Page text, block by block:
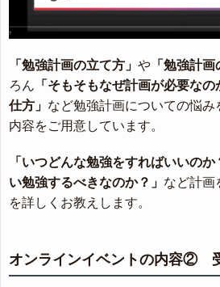
「勉強計画の立て方」 や 「勉強計画
ろん 「そもそもなぜ計画が必要なの
仕方」 など勉強計画についての悩
内容をご用意しています。
「いつどんな勉強をすればいいのか
い勉強するべきなのか？」 など計画
を詳しくお教えします。
オンラインイベントの内容②